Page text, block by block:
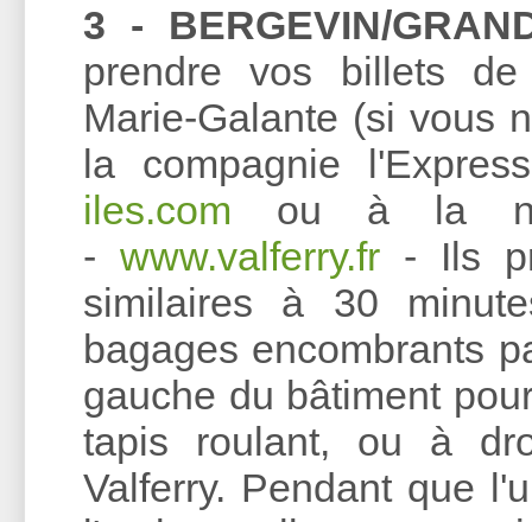
3 - BERGEVIN/
prendre vos billets
Marie-Galante (si vous
la compagnie
iles.com ou à la
- www.valferry.fr - Ils
similaires à 30
bagages encombrants
gauche du bâtiment
tapis roulant, ou à
Valferry. Pendant que